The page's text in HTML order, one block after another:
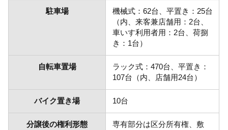
駐車場
機械式：62台、平置き：25台
（内、来客兼店舗用：2台、
車いす利用者用：2台、荷捌
き：1台）
自転車置場
ラック式：470台、平置き：
107台（内、店舗用24台）
バイク置き場 10台
分譲後の権利形態
専有部分は区分所有権、敷